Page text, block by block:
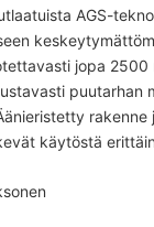
AGS-
jopa 2500
puutarhan
rakenne
käytöstä